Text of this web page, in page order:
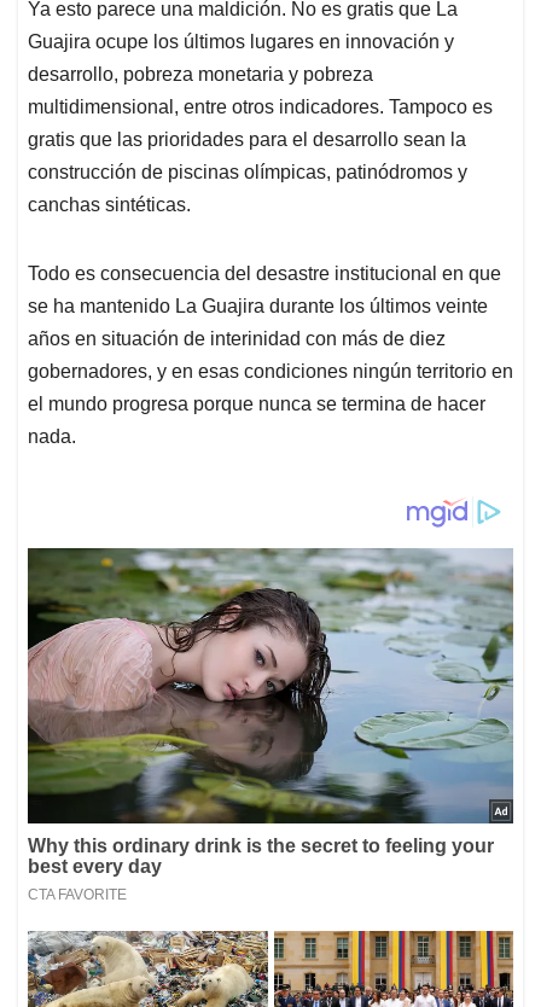
p
p
o
k
I
n
s
Ya esto parece una maldición. No es gratis que La
Guajira ocupe los últimos lugares en innovación y
desarrollo, pobreza monetaria y pobreza
multidimensional, entre otros indicadores. Tampoco es
gratis que las prioridades para el desarrollo sean la
construcción de piscinas olímpicas, patinódromos y
canchas sintéticas.
Todo es consecuencia del desastre institucional en que
se ha mantenido La Guajira durante los últimos veinte
años en situación de interinidad con más de diez
gobernadores, y en esas condiciones ningún territorio en
el mundo progresa porque nunca se termina de hacer
nada.